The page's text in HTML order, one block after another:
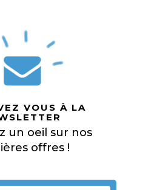
VOUS À LA
un oeil sur nos
offres !